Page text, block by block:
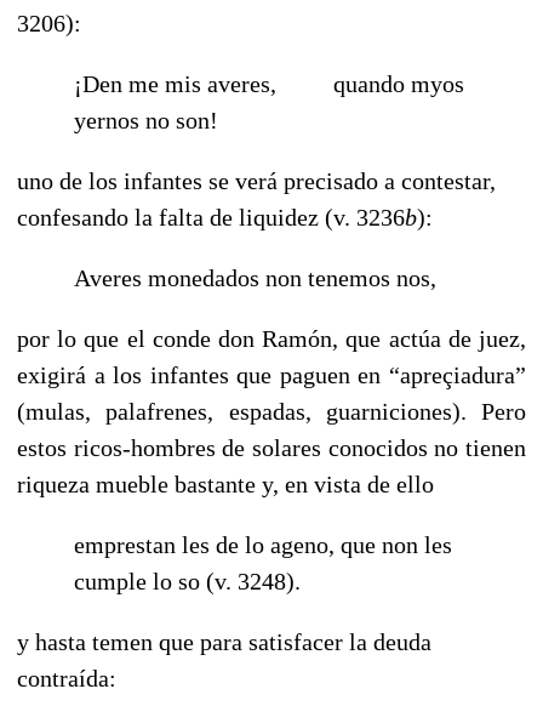
3206):
¡Den me mis averes, ------quando myos
yernos no son!
uno de los infantes se verá precisado a contestar,
confesando la falta de liquidez (v. 3236b):
Averes monedados non tenemos nos,
por lo que el conde don Ramón, que actúa de juez,
exigirá a los infantes que paguen en “apreçiadura”
(mulas, palafrenes, espadas, guarniciones). Pero
estos ricos-hombres de solares conocidos no tienen
riqueza mueble bastante y, en vista de ello
emprestan les de lo ageno, que non les
cumple lo so (v. 3248).
y hasta temen que para satisfacer la deuda
contraída: